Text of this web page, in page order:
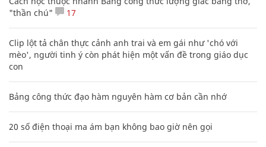
"thần chú"
17
Clip lột tả chân thực cảnh anh trai và em gái như 'chó với
mèo', người tinh ý còn phát hiện một vấn đề trong giáo dục
con
Bảng công thức đạo hàm nguyên hàm cơ bản cần nhớ
20 số điện thoại ma ám bạn không bao giờ nên gọi